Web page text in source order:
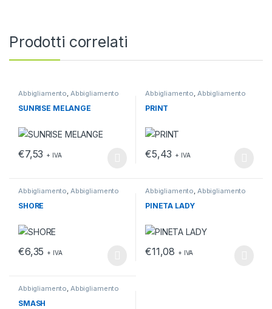
Prodotti correlati
Abbigliamento Abbigliamento
da lavoro T-shirt
SUNRISE MELANGE
€7,53 + IVA
Abbigliamento Abbigliamento
da lavoro T-shirt
PRINT
€5,43 + IVA
Abbigliamento Abbigliamento
da lavoro T-shirt
SHORE
€6,35 + IVA
Abbigliamento Abbigliamento
da lavoro
PINETA LADY
€11,08 + IVA
Abbigliamento, Abbigliamento
da lavoro T-shirt
SMASH